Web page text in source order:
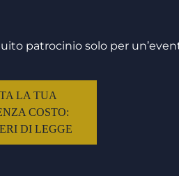
patrocinio solo per
LA TUA
COSTO:
DI LEGGE